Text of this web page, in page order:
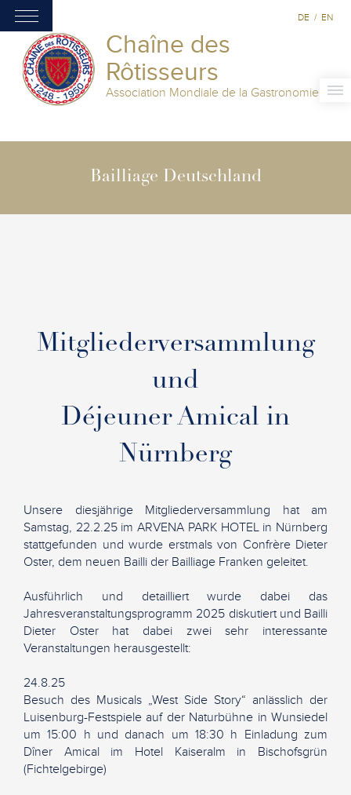
Chaîne des
Rôtisseurs
Association Mondiale de la Gastronomie
DE / EN
Bailliage Deutschland
Mitgliederversammlung
und
Déjeuner Amical in
Nürnberg
Unsere diesjährige Mitgliederversammlung hat am
Samstag, 22.2.25 im ARVENA PARK HOTEL in Nürnberg
stattgefunden und wurde erstmals von Confrère Dieter
Oster, dem neuen Bailli der Bailliage Franken geleitet.
Ausführlich und detailliert wurde dabei das
Jahresveranstaltungsprogramm 2025 diskutiert und Bailli
Dieter Oster hat dabei zwei sehr interessante
Veranstaltungen herausgestellt:
24.8.25
Besuch des Musicals „West Side Story“ anlässlich der
Luisenburg-Festspiele auf der Naturbühne in Wunsiedel
um 15:00 h und danach um 18:30 h Einladung zum
Dîner Amical im Hotel Kaiseralm in Bischofsgrün
(Fichtelgebirge)